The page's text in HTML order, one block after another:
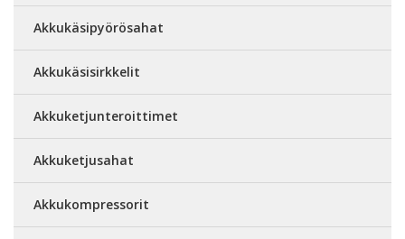
Akkukäsipyörösahat
Akkukäsisirkkelit
Akkuketjunteroittimet
Akkuketjusahat
Akkukompressorit